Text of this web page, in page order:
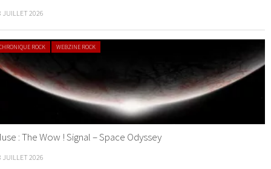
JUILLET 2026
ROCK WEBZINE ROCK
: The Wow ! Signal – Space Odyssey
JUILLET 2026